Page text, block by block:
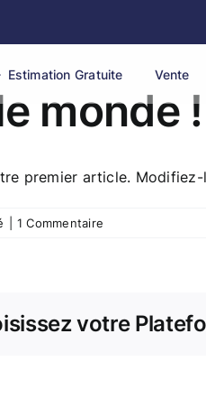
Estimation Gratuite Vente
monde !
premier article.
1 Commentaire
votre